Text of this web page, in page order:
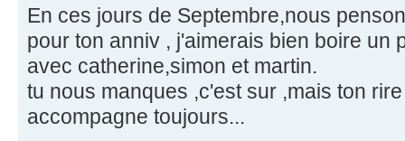
En ces jours de Septembre,nous
pour ton anniv , j'aimerais bien boire un
avec catherine,simon et martin.
tu nous manques ,c'est sur ,mais ton
accompagne toujours...